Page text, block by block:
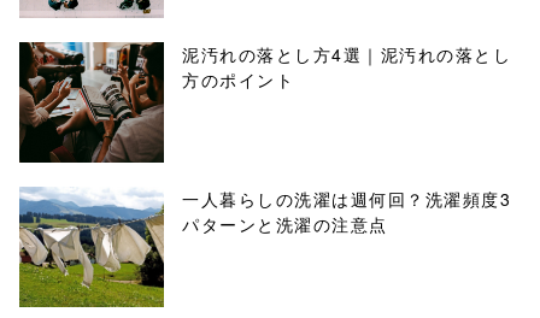
泥汚れの落とし方4選｜泥汚れの落とし
方のポイント
一人暮らしの洗濯は週何回？洗濯頻度3
パターンと洗濯の注意点